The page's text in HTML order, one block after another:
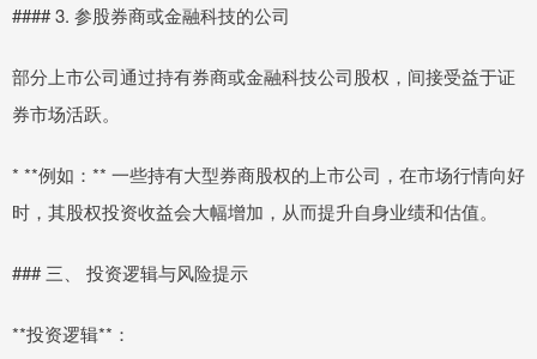
#### 3. 参股券商或金融科技的公司
部分上市公司通过持有券商或金融科技公司股权，间接受益于证
券市场活跃。
* **例如：** 一些持有大型券商股权的上市公司，在市场行情向好
时，其股权投资收益会大幅增加，从而提升自身业绩和估值。
### 三、 投资逻辑与风险提示
**投资逻辑**：